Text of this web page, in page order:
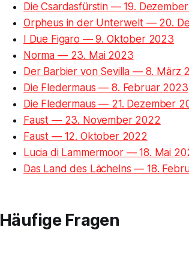
Die Csardasfürstin — 19.
Orpheus in der Unterwelt — 20.
I Due Figaro — 9. Oktober 2023
Norma — 23. Mai 2023
Der Barbier von Sevilla — 8. März
Die Fledermaus — 8. Februar 2023
Die Fledermaus — 21. Dezember
Faust — 23. November 2022
Faust — 12. Oktober 2022
Lucia di Lammermoor — 18. Mai
Das Land des Lächelns — 18.
Häufige Fragen